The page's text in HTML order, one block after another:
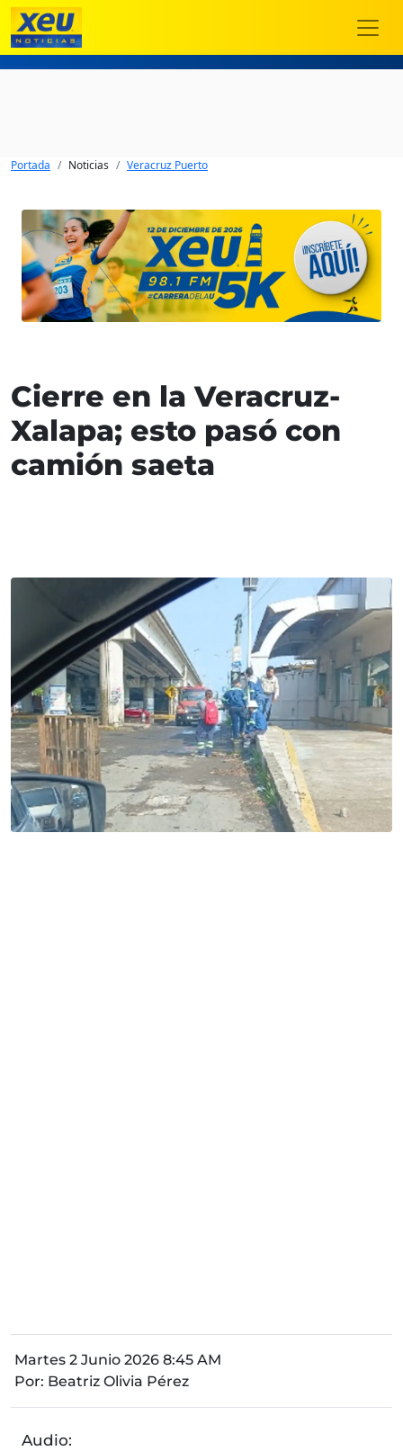
Portada Noticias Veracruz Puerto
Cierre en la Veracruz-
Xalapa; esto pasó con
camión saeta
Martes 2 Junio 2026 8:45 AM
Por: Beatriz Olivia Pérez
Audio: